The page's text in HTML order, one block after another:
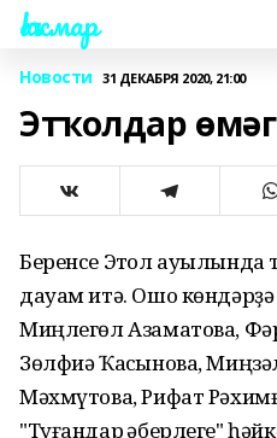
Һаҡмар
Новости 31 ДЕКАБРЯ 2020, 21:00
Этҡолдар
Беренсе Этҡол ауылында
дауам итә. Ошо
Миңлегөл Азаматова,
Зөлфиә Ҡасҡынова,
Мәхмүтова, Рифат
"Туғандар ҡәберлеге"